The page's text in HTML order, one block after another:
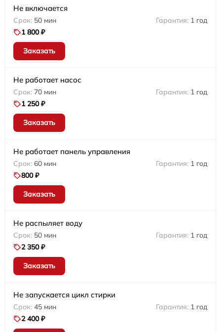
Не включается
50 мин
1 год
1 800 ₽
Заказать
Не работает насос
70 мин
1 год
1 250 ₽
Заказать
Не работает панель управления
60 мин
1 год
800 ₽
Заказать
Не распыляет воду
50 мин
1 год
2 350 ₽
Заказать
Не запускается цикл стирки
45 мин
1 год
2 400 ₽